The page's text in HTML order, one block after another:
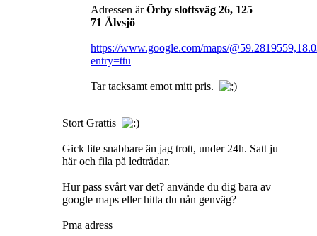
Adressen ärÖrby slottsväg 26, 125
71 Älvsjö
https://www.google.com/maps/
entry=ttu
Tar tacksamt emot mitt pris.
Stort Grattis
Gick lite snabbare än jag trott, under 24h. Satt ju
här och fila på ledtrådar.
Hur pass svårt var det? använde du dig bara av
google maps eller hitta du nån genväg?
Pma adress